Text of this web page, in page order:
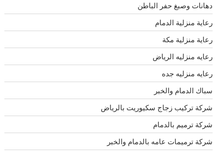
دهانات وصبغ حفر الباطن
رعاية منزلية الدمام
رعاية منزلية مكة
رعايه منزليه الرياض
رعايه منزليه جده
سباك الدمام والخبر
شركة تركيب زجاج سكيوريت بالرياض
شركة ترميم بالدمام
شركة ترميمات عامه بالدمام والخبر